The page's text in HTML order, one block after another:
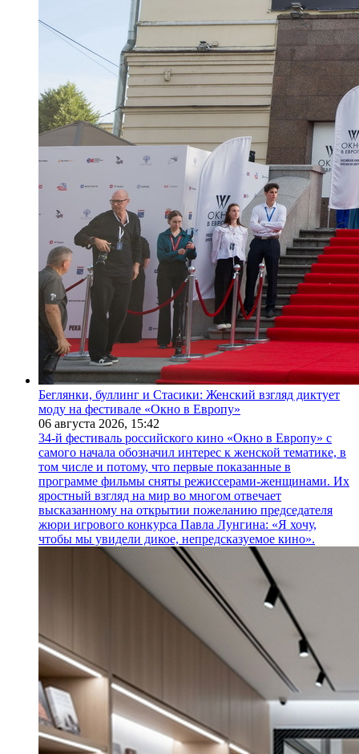
Беглянки, буллинг и Стасики: Женский взгляд диктует
моду на фестивале «Окно в Европу»
06 августа 2026, 15:42
34-й фестиваль российского кино «Окно в Европу» с
самого начала обозначил интерес к женской тематике, в
том числе и потому, что первые показанные в
программе фильмы сняты режиссерами-женщинами. Их
яростный взгляд на мир во многом отвечает
высказанному на открытии пожеланию председателя
жюри игрового конкурса Павла Лунгина: «Я хочу,
чтобы мы увидели дикое, непредсказуемое кино».